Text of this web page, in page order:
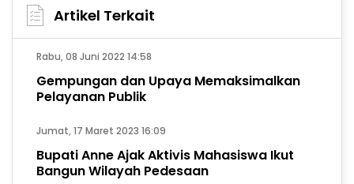
Artikel Terkait
Rabu, 08 Juni 2022 14:58
Gempungan dan Upaya Memaksimalkan
Pelayanan Publik
Jumat, 17 Maret 2023 16:09
Bupati Anne Ajak Aktivis Mahasiswa Ikut
Bangun Wilayah Pedesaan